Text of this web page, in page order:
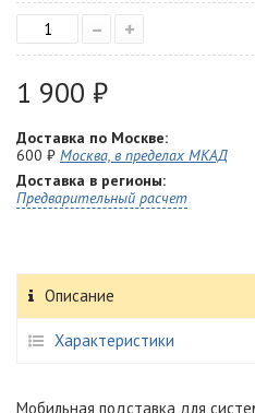
– +
1 900 ₽
Доставка по Москве:
600 ₽ Москва, в пределах МКАД
Доставка в регионы:
Предварительный расчет
Описание
Характеристики
Мобильная подставка для